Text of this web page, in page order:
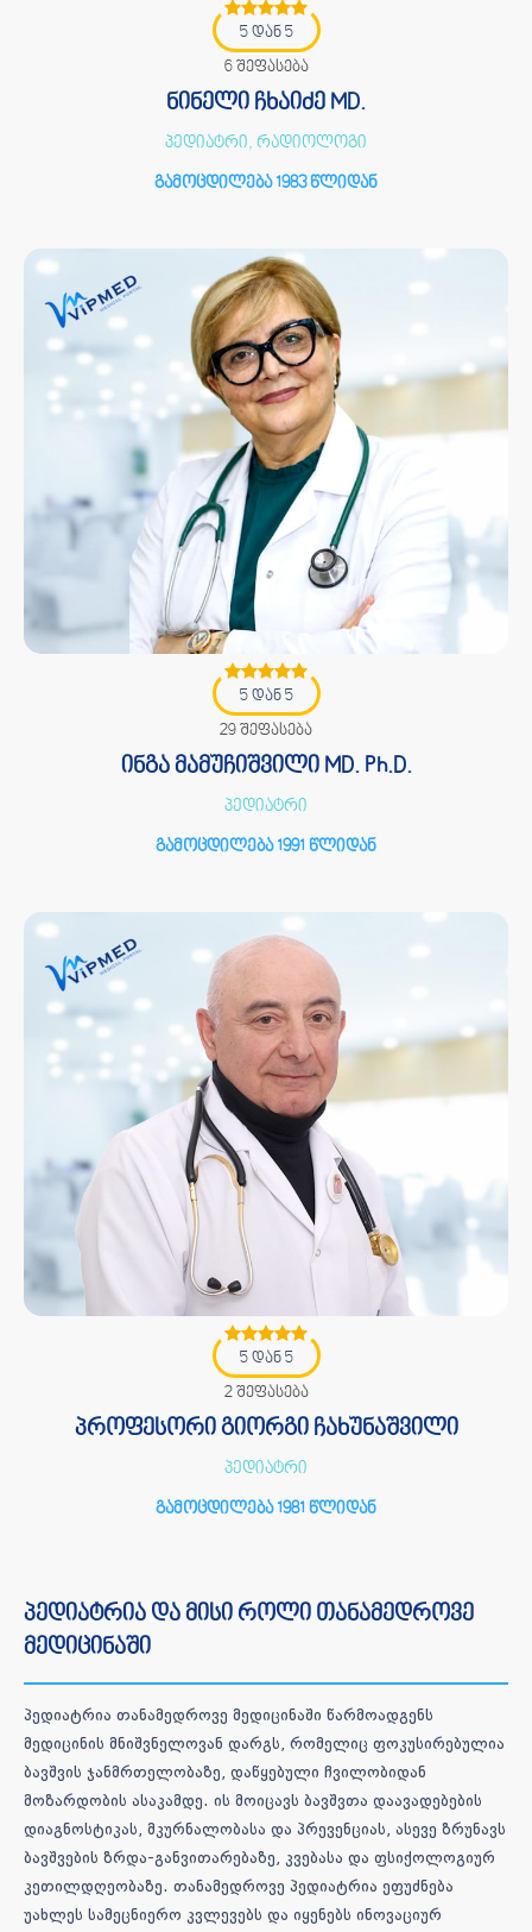
5 დან 5
6 შეფასება
ნინელი ჩხაიძე MD.
პედიატრი, რადიოლოგი
გამოცდილება 1983 წლიდან
5 დან 5
29 შეფასება
ინგა მამუჩიშვილი MD. Ph.D.
პედიატრი
გამოცდილება 1991 წლიდან
5 დან 5
2 შეფასება
პროფესორი გიორგი ჩახუნაშვილი
პედიატრი
გამოცდილება 1981 წლიდან
პედიატრია და მისი როლი თანამედროვე
მედიცინაში
პედიატრია თანამედროვე მედიცინაში წარმოადგენს
მედიცინის მნიშვნელოვან დარგს, რომელიც ფოკუსირებულია
ბავშვის ჯანმრთელობაზე, დაწყებული ჩვილობიდან
მოზარდობის ასაკამდე. ის მოიცავს ბავშვთა დაავადებების
დიაგნოსტიკას, მკურნალობასა და პრევენციას, ასევე ზრუნავს
ბავშვების ზრდა-განვითარებაზე, კვებასა და ფსიქოლოგიურ
კეთილდღეობაზე. თანამედროვე პედიატრია ეფუძნება
უახლეს სამეცნიერო კვლევებს და იყენებს ინოვაციურ